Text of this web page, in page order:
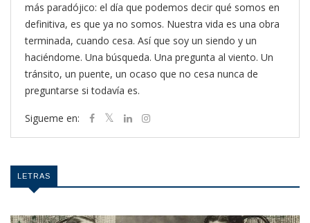
más paradójico: el día que podemos decir qué somos en
definitiva, es que ya no somos. Nuestra vida es una obra
terminada, cuando cesa. Así que soy un siendo y un
haciéndome. Una búsqueda. Una pregunta al viento. Un
tránsito, un puente, un ocaso que no cesa nunca de
preguntarse si todavía es.
Sigueme en:
LETRAS